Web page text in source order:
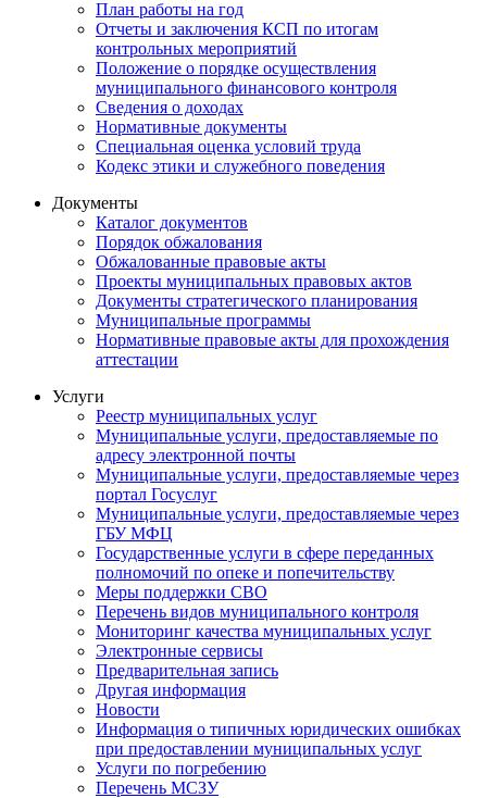
План работы на год
Отчеты и заключения КСП по итогам
контрольных мероприятий
Положение о порядке осуществления
муниципального финансового контроля
Сведения о доходах
Нормативные документы
Специальная оценка условий труда
Кодекс этики и служебного поведения
Документы
Каталог документов
Порядок обжалования
Обжалованные правовые акты
Проекты муниципальных правовых актов
Документы стратегического планирования
Муниципальные программы
Нормативные правовые акты для прохождения
аттестации
Услуги
Реестр муниципальных услуг
Муниципальные услуги, предоставляемые по
адресу электронной почты
Муниципальные услуги, предоставляемые через
портал Госуслуг
Муниципальные услуги, предоставляемые через
ГБУ МФЦ
Государственные услуги в сфере переданных
полномочий по опеке и попечительству
Меры поддержки СВО
Перечень видов муниципального контроля
Мониторинг качества муниципальных услуг
Электронные сервисы
Предварительная запись
Другая информация
Новости
Информация о типичных юридических ошибках
при предоставлении муниципальных услуг
Услуги по погребению
Перечень МСЗУ